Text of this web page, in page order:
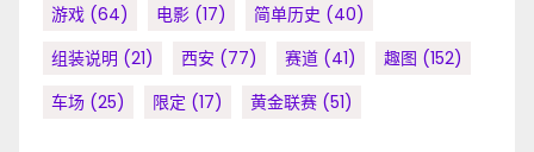
游戏 (64) 电影 (17) 简单历史 (40)
组装说明 (21) 西安 (77) 赛道 (41) 趣图 (152)
车场 (25) 限定 (17) 黄金联赛 (51)